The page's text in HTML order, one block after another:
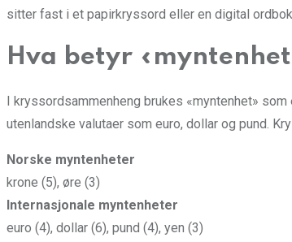
sitter fast i et papirkryssord eller en digital
Hva betyr
I kryssordsammenheng brukes «myntenhet»
utenlandske valutaer som euro, dollar og pund.
Norske myntenheter
krone (5), øre (3)
Internasjonale myntenheter
euro (4), dollar (6), pund (4), yen (3)